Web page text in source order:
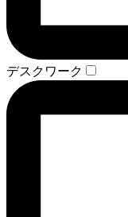
デスクワーク